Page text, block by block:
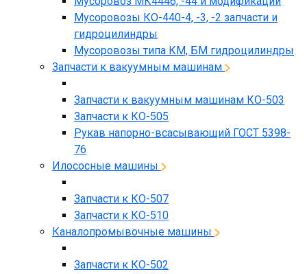
Мусоровозы КО-440-4, -3, -2 запчасти и
гидроцилиндры
Мусоровозы типа КМ, БМ гидроцилиндры
Запчасти к вакуумным машинам
Запчасти к вакуумным машинам КО-503
Запчасти к КО-505
Рукав напорно-всасывающий ГОСТ 5398-
76
Илососные машины
Запчасти к КО-507
Запчасти к КО-510
Каналопромывочные машины
Запчасти к КО-502